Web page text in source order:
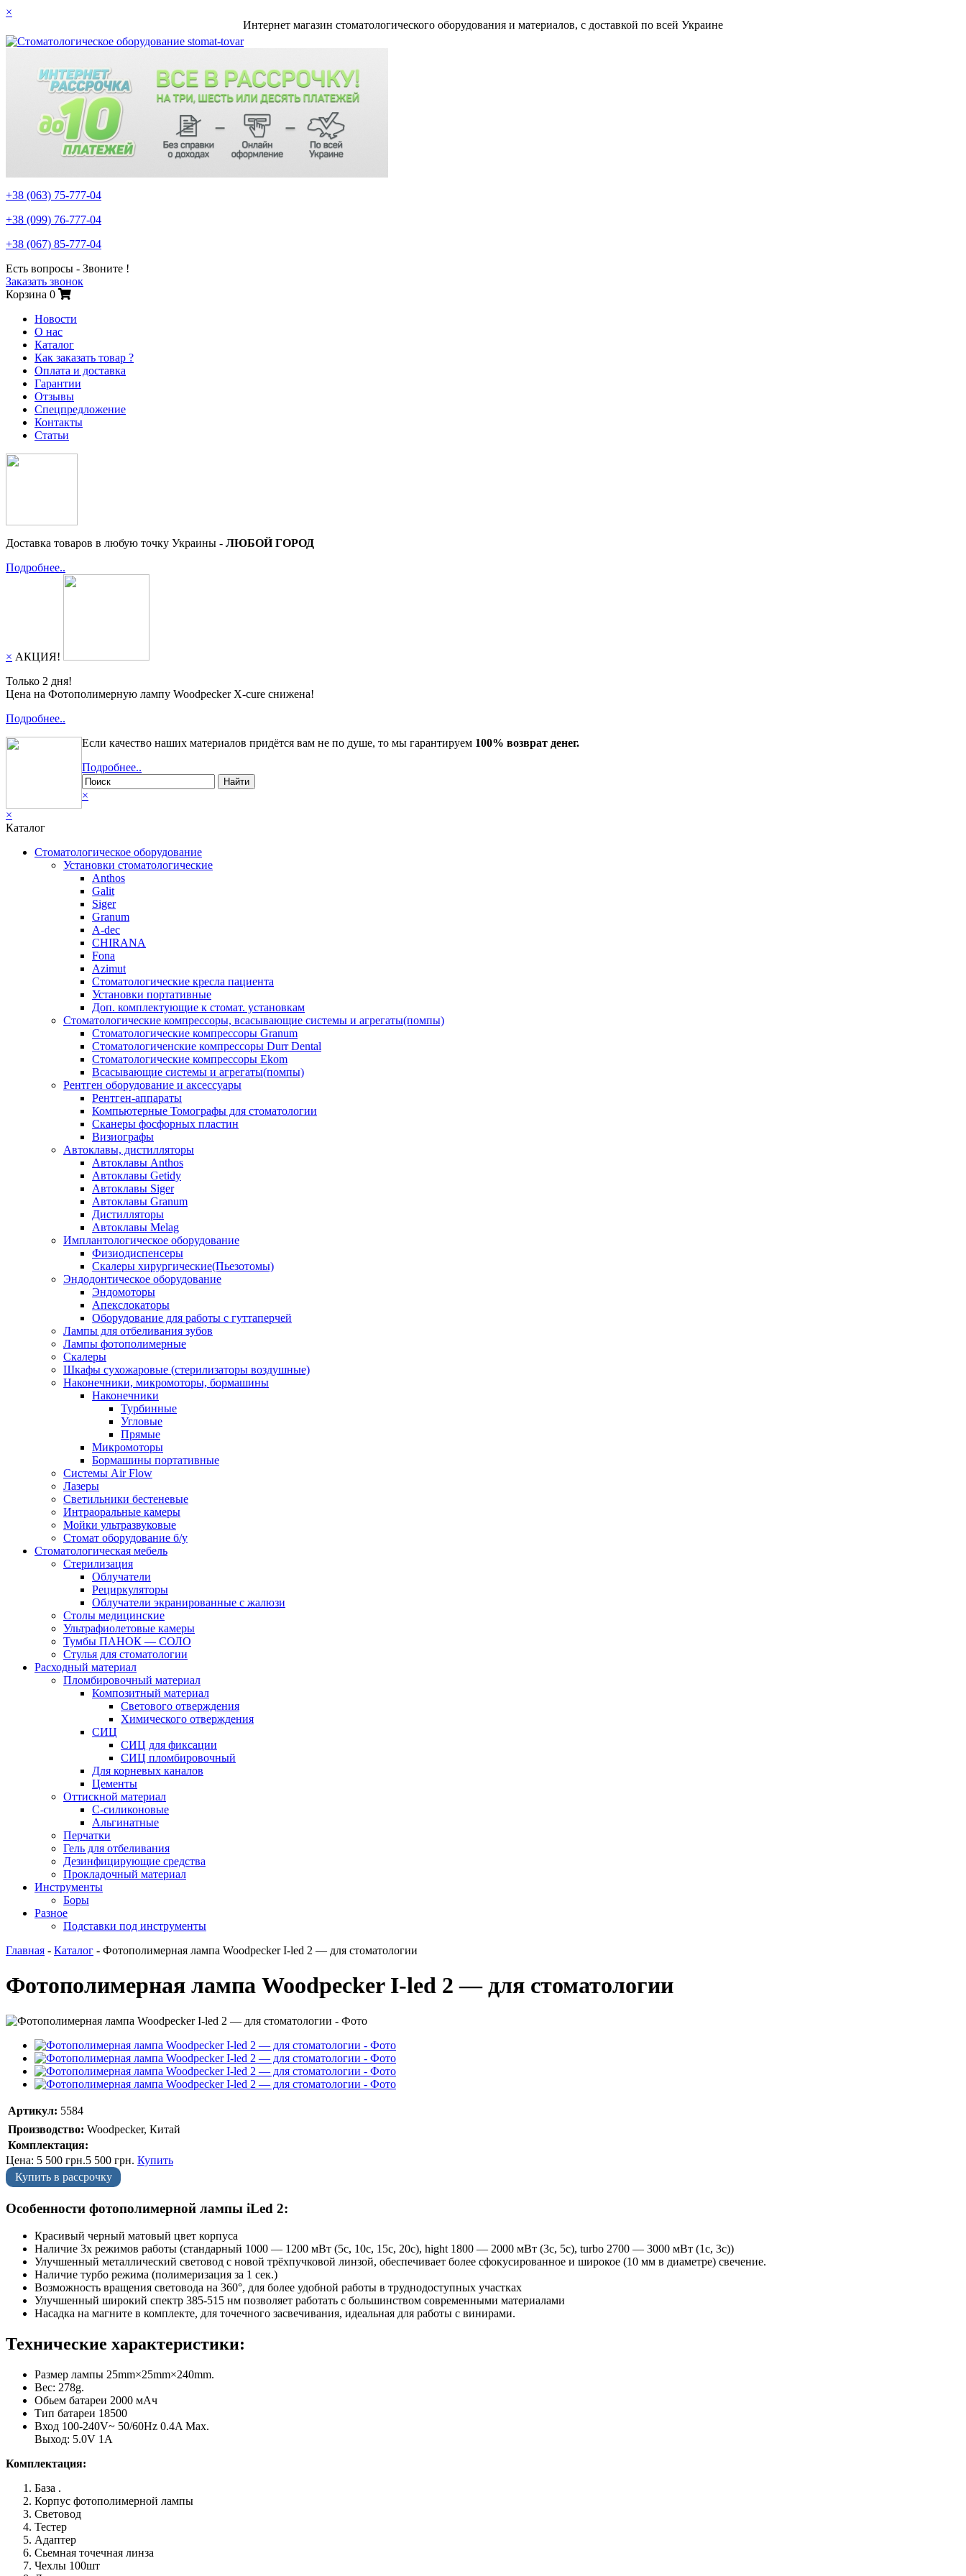
×
Интернет магазин стоматологического оборудования и материалов, c доставкой по всей Украине
+38 (063) 75-777-04
+38 (099) 76-777-04
+38 (067) 85-777-04
Есть вопросы - Звоните !
Заказать звонок
Корзина 0
Новости
О нас
Каталог
Как заказать товар ?
Оплата и доставка
Гарантии
Отзывы
Спецпредложение
Контакты
Статьи
Доставка товаров в любую точку Украины - ЛЮБОЙ ГОРОД
Подробнее..
× АКЦИЯ!
Только 2 дня!
Цена на Фотополимерную лампу Woodpecker X-cure снижена!
Подробнее..
Если качество наших материалов придётся вам не по душе, то мы гарантируем 100% возврат денег.
Подробнее..
Найти
×
×
Каталог
Стоматологическое оборудование
Установки стоматологические
Anthos
Galit
Siger
Granum
A-dec
CHIRANA
Fona
Azimut
Стоматологические кресла пациента
Установки портативные
Доп. комплектующие к стомат. установкам
Стоматологические компрессоры, всасывающие системы и агрегаты(помпы)
Стоматологические компрессоры Granum
Стоматологиченские компрессоры Durr Dental
Стоматологические компрессоры Ekom
Всасывающие системы и агрегаты(помпы)
Рентген оборудование и аксессуары
Рентген-аппараты
Компьютерные Томографы для стоматологии
Сканеры фосфорных пластин
Визиографы
Автоклавы, дистилляторы
Автоклавы Anthos
Автоклавы Getidy
Автоклавы Siger
Автоклавы Granum
Дистилляторы
Автоклавы Melag
Имплантологическое оборудование
Физиодиспенсеры
Скалеры хирургические(Пьезотомы)
Эндодонтическое оборудование
Эндомоторы
Апекслокаторы
Оборудование для работы с гуттаперчей
Лампы для отбеливания зубов
Лампы фотополимерные
Скалеры
Шкафы сухожаровые (стерилизаторы воздушные)
Наконечники, микромоторы, бормашины
Наконечники
Турбинные
Угловые
Прямые
Микромоторы
Бормашины портативные
Системы Air Flow
Лазеры
Светильники бестеневые
Интраоральные камеры
Мойки ультразвуковые
Стомат оборудование б/у
Стоматологическая мебель
Стерилизация
Облучатели
Рециркуляторы
Облучатели экранированные с жалюзи
Столы медицинские
Ультрафиолетовые камеры
Тумбы ПАНОК — СОЛО
Стулья для стоматологии
Расходный материал
Пломбировочный материал
Композитный материал
Светового отверждения
Химического отверждения
СИЦ
СИЦ для фиксации
СИЦ пломбировочный
Для корневых каналов
Цементы
Оттискной материал
С-силиконовые
Альгинатные
Перчатки
Гель для отбеливания
Дезинфицирующие средства
Прокладочный материал
Инструменты
Боры
Разное
Подставки под инструменты
Главная - Каталог - Фотополимерная лампа Woodpecker I-led 2 — для стоматологии
Фотополимерная лампа Woodpecker I-led 2 — для стоматологии
Артикул: 5584
Производство: Woodpecker, Китай
Комплектация:
Цена: 5 500 грн.5 500 грн. Купить
Купить в рассрочку
Особенности фотополимерной лампы iLed 2:
Красивый черный матовый цвет корпуса
Наличие 3х режимов работы (стандарный 1000 — 1200 мВт (5с, 10с, 15с, 20с), hight 1800 — 2000 мВт (3с, 5с), turbo 2700 — 3000 мВт (1с, 3с))
Улучшенный металлический световод с новой трёхпучковой линзой, обеспечивает более сфокусированное и широкое (10 мм в диаметре) свечение.
Наличие турбо режима (полимеризация за 1 сек.)
Возможность вращения световода на 360°, для более удобной работы в труднодоступных участках
Улучшенный широкий спектр 385-515 нм позволяет работать с большинством современными материалами
Насадка на магните в комплекте, для точечного засвечивания, идеальная для работы с винирами.
Технические характеристики:
Размер лампы 25mm×25mm×240mm.
Вес: 278g.
Обьем батареи 2000 мАч
Тип батареи 18500
Вход 100-240V~ 50/60Hz 0.4A Max.
Выход: 5.0V 1A
Комплектация:
База .
Корпус фотополимерной лампы
Световод
Тестер
Адаптер
Сьемная точечная линза
Чехлы 100шт